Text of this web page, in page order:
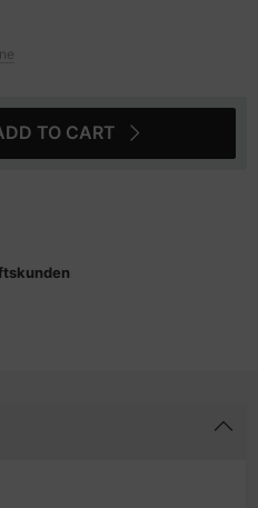
TO CART